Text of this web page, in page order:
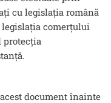
cu legislația română
comerțului
document înainte